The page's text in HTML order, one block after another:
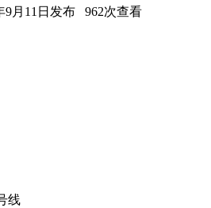
9月11日发布 962次查看
线